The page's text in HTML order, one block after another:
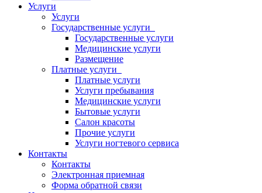
Услуги
Услуги
Государственные услуги
Государственные услуги
Медицинские услуги
Размещение
Платные услуги
Платные услуги
Услуги пребывания
Медицинские услуги
Бытовые услуги
Салон красоты
Прочие услуги
Услуги ногтевого сервиса
Контакты
Контакты
Электронная приемная
Форма обратной связи